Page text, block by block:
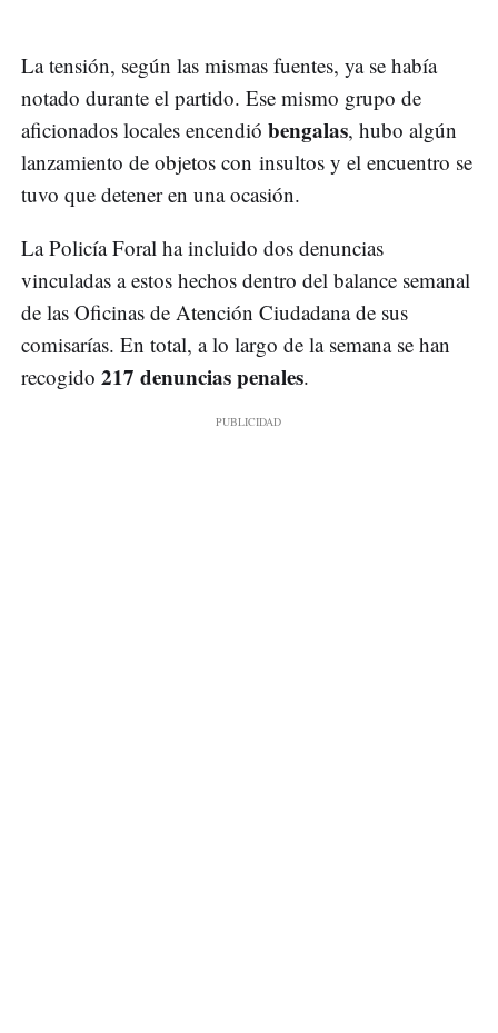
La tensión, según las mismas fuentes, ya se había
notado durante el partido. Ese mismo grupo de
aficionados locales encendió bengalas, hubo algún
lanzamiento de objetos con insultos y el encuentro se
tuvo que detener en una ocasión.
La Policía Foral ha incluido dos denuncias
vinculadas a estos hechos dentro del balance semanal
de las Oficinas de Atención Ciudadana de sus
comisarías. En total, a lo largo de la semana se han
recogido 217 denuncias penales.